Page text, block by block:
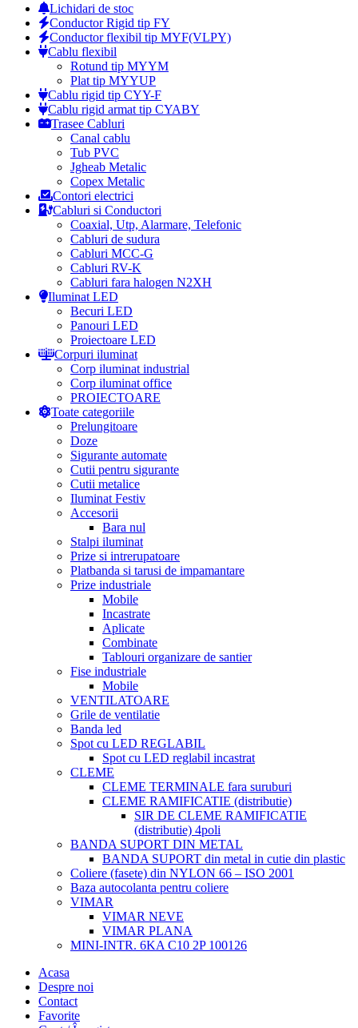
Lichidari de stoc
Conductor Rigid tip FY
Conductor flexibil tip MYF(VLPY)
Cablu flexibil
Rotund tip MYYM
Plat tip MYYUP
Cablu rigid tip CYY-F
Cablu rigid armat tip CYABY
Trasee Cabluri
Canal cablu
Tub PVC
Jgheab Metalic
Copex Metalic
Contori electrici
Cabluri si Conductori
Coaxial, Utp, Alarmare, Telefonic
Cabluri de sudura
Cabluri MCC-G
Cabluri RV-K
Cabluri fara halogen N2XH
Iluminat LED
Becuri LED
Panouri LED
Proiectoare LED
Corpuri iluminat
Corp iluminat industrial
Corp iluminat office
PROIECTOARE
Toate categoriile
Prelungitoare
Doze
Sigurante automate
Cutii pentru sigurante
Cutii metalice
Iluminat Festiv
Accesorii
Bara nul
Stalpi iluminat
Prize si intrerupatoare
Platbanda si tarusi de impamantare
Prize industriale
Mobile
Incastrate
Aplicate
Combinate
Tablouri organizare de santier
Fise industriale
Mobile
VENTILATOARE
Grile de ventilatie
Banda led
Spot cu LED REGLABIL
Spot cu LED reglabil incastrat
CLEME
CLEME TERMINALE fara suruburi
CLEME RAMIFICATIE (distributie)
SIR DE CLEME RAMIFICATIE
(distributie) 4poli
BANDA SUPORT DIN METAL
BANDA SUPORT din metal in cutie din plastic
Coliere (fasete) din NYLON 66 – ISO 2001
Baza autocolanta pentru coliere
VIMAR
VIMAR NEVE
VIMAR PLANA
MINI-INTR. 6KA C10 2P 100126
Acasa
Despre noi
Contact
Favorite